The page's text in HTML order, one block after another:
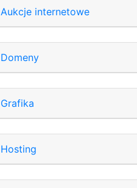
Aukcje internetowe
Domeny
Grafika
Hosting